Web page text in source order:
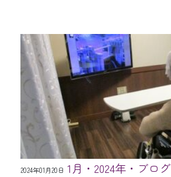
2024年01月20日 1月・2024年・ブログ